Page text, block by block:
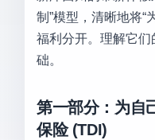
制”模型，清晰地将“
福利分开。理解它
础。
第一部分：为
保险 (TDI)